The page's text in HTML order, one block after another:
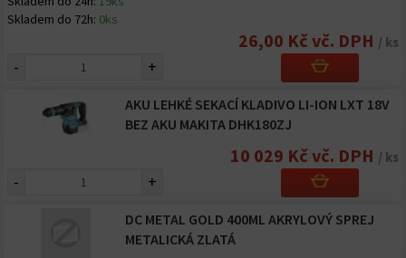
Skladem do 72h: 0ks
26,00 Kč vč. DPH / ks
- +
AKU LEHKÉ SEKACÍ KLADIVO LI-ION LXT 18V
BEZ AKU MAKITA DHK180ZJ
10 029 Kč vč. DPH / ks
- +
DC METAL GOLD 400ML AKRYLOVÝ SPREJ
METALICKÁ ZLATÁ